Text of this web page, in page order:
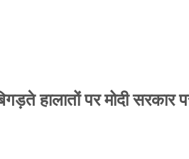
हालातों पर मोदी